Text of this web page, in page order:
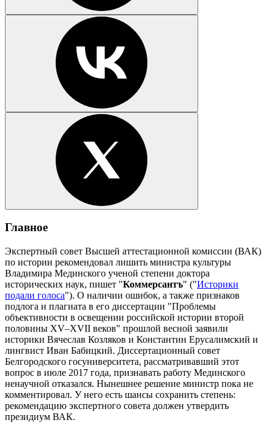
Главное
Экспертный совет Высшей аттестационной комиссии (ВАК)
по истории рекомендовал лишить министра культуры
Владимира Мединского ученой степени доктора
исторических наук, пишет "Коммерсантъ" ("Историки
подали голоса"). О наличии ошибок, а также признаков
подлога и плагиата в его диссертации "Проблемы
объективности в освещении российской истории второй
половины XV–XVII веков" прошлой весной заявили
историки Вячеслав Козляков и Константин Ерусалимский и
лингвист Иван Бабицкий. Диссертационный совет
Белгородского госуниверситета, рассматривавший этот
вопрос в июле 2017 года, признавать работу Мединского
ненаучной отказался. Нынешнее решение министр пока не
комментировал. У него есть шансы сохранить степень:
рекомендацию экспертного совета должен утвердить
президиум ВАК.